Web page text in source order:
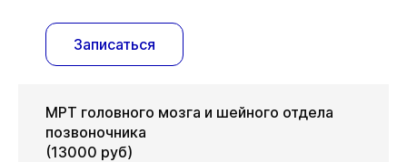
Записаться
МРТ головного мозга и шейного отдела
позвоночника
(13000 руб)